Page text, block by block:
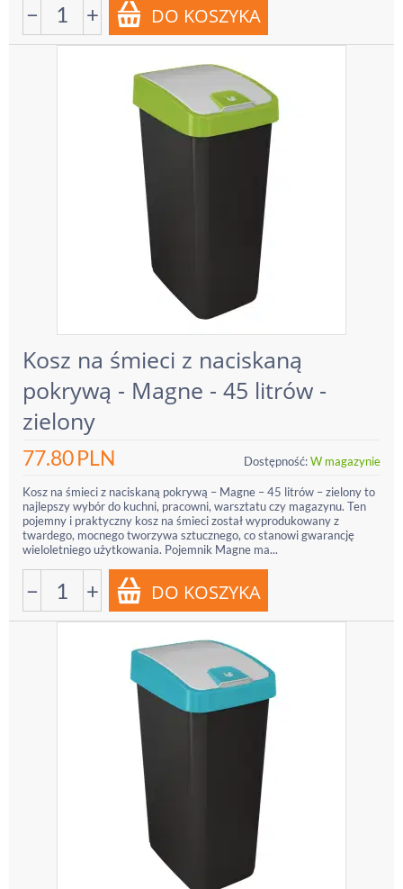
− +
Kosz na śmieci z naciskaną
pokrywą - Magne - 45 litrów -
zielony
77.80PLN Dostępność:W magazynie
Kosz na śmieci z naciskaną pokrywą – Magne – 45 litrów – zielony to
najlepszy wybór do kuchni, pracowni, warsztatu czy magazynu. Ten
pojemny i praktyczny kosz na śmieci został wyprodukowany z
twardego, mocnego tworzywa sztucznego, co stanowi gwarancję
wieloletniego użytkowania. Pojemnik Magne ma...
− +